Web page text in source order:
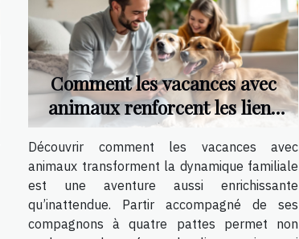
Comment les vacances avec
animaux renforcent les liens
familiaux ?
Découvrir comment les vacances avec
animaux transforment la dynamique familiale
est une aventure aussi enrichissante
qu’inattendue. Partir accompagné de ses
compagnons à quatre pattes permet non